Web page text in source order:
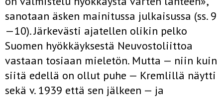
sano­taan äsken mainitussa julkaisussa (ss. 9
—10). Järkevästi ajatellen olikin pelko
Suomen hyökkäyksestä Neuvostoliittoa
vastaan tosiaan mieletön. Mutta — niin kuin
siitä edellä on ollut puhe — Kremlillä näytti
sekä v. 1939 että sen jälkeen — ja